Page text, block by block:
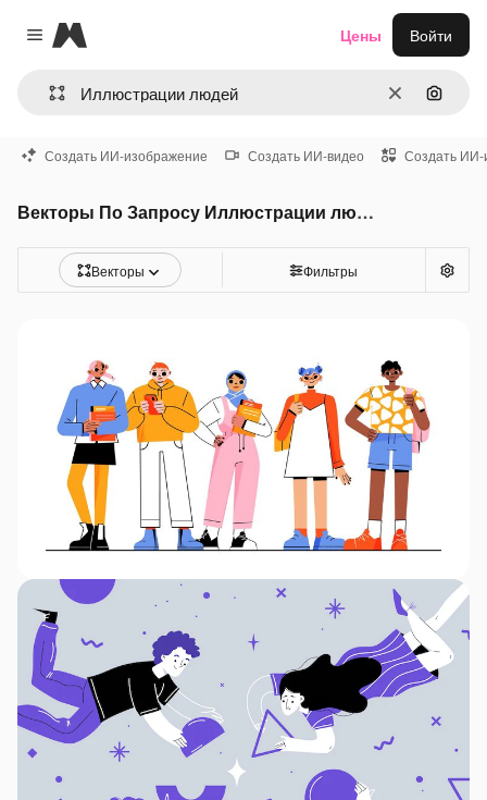
Close menu
Magnific
ОчиститьПоиск
Цены Войти
Создать ИИ-изображение Создать ИИ-видео Создать ИИ-
Векторы По Запросу Иллюстрации людей
Векторы Фильтры